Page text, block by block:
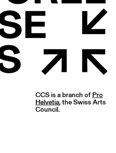
CCS is a branch of Pro
Helvetia, the Swiss Arts
Council.